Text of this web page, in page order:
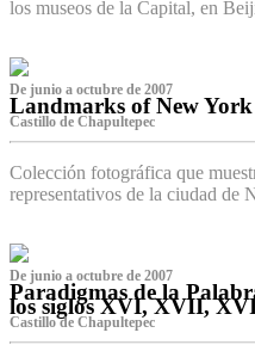
los museos de la Capital, en
De junio a octubre de 2007
Landmarks of New York
Castillo de Chapultepec
Colección fotográfica que
representativos de la ciudad de
De junio a octubre de 2007
Paradigmas de la
los siglos XVI, XVII,
Castillo de Chapultepec